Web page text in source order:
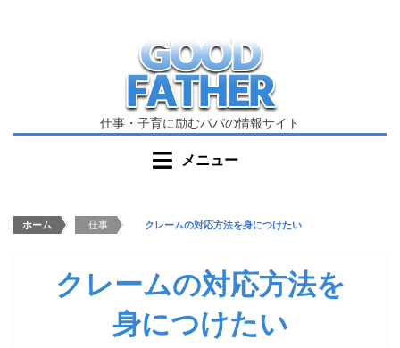
仕事・子育に励むパパの情報サイト
メニュー
ホーム > 仕事 > クレームの対応方法を身につけたい
クレームの対応方法を
身につけたい